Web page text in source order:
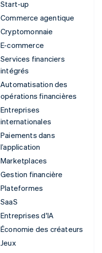
Start-up
Commerce agentique
Cryptomonnaie
E-commerce
Services financiers
intégrés
Automatisation des
opérations financières
Entreprises
internationales
Paiements dans
l’application
Marketplaces
Gestion financière
Plateformes
SaaS
Entreprises d'IA
Économie des créateurs
Jeux